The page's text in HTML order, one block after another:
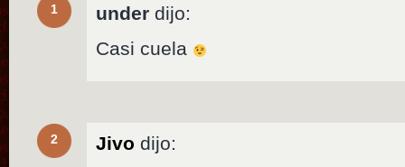
1 under dijo:
Casi cuela
2 Jivo dijo: